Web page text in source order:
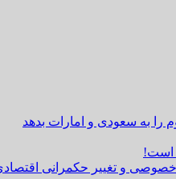
را به سعودی و امارات بدهد
است!
و تغییر حکمرانی